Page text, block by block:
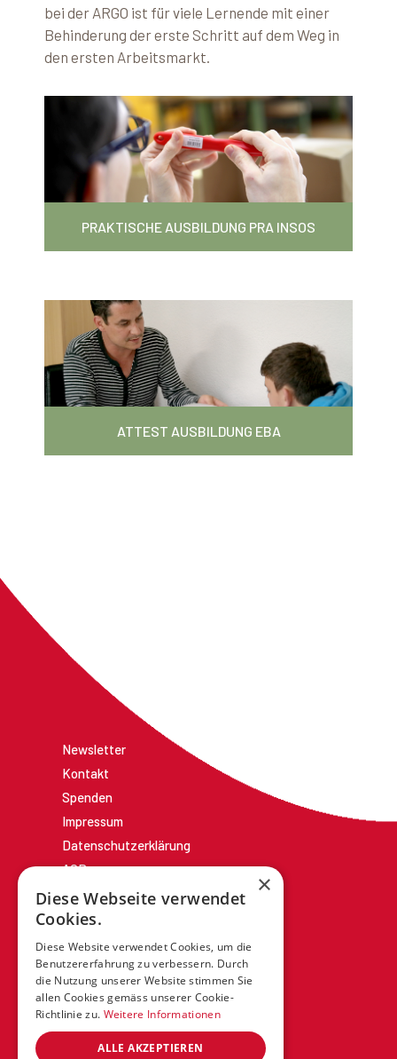
bei der ARGO ist für viele Lernende mit einer
Behinderung der erste Schritt auf dem Weg in
den ersten Arbeitsmarkt.
PRAKTISCHE AUSBILDUNG PRA INSOS
ATTEST AUSBILDUNG EBA
Newsletter
Kontakt
Spenden
Impressum
Datenschutzerklärung
AGBs
×
Diese Webseite verwendet
Cookies.
Diese Website verwendet Cookies, um die
Benutzererfahrung zu verbessern. Durch
die Nutzung unserer Website stimmen Sie
allen Cookies gemäss unserer Cookie-
Richtlinie zu. Weitere Informationen
ALLE AKZEPTIEREN